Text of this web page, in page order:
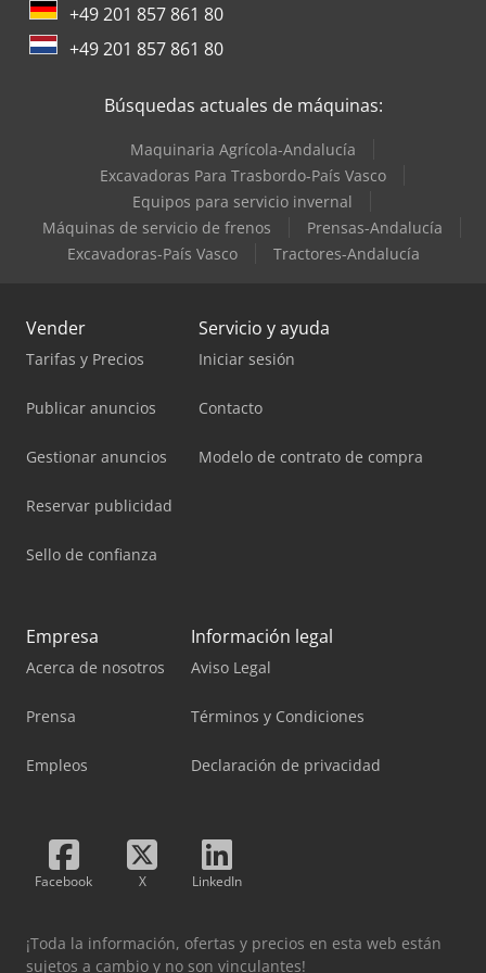
de giro de 400° con detección del ángulo de giro -
dispositivo de desconexión electrónica
de fuerza (PTO)
+49 201 857 861 80
+49 201 857 861 80
Búsquedas actuales de máquinas:
Maquinaria Agrícola-Andalucía
Excavadoras Para Trasbordo-País Vasco
Equipos para servicio invernal
Máquinas de servicio de frenos
Prensas-Andalucía
Excavadoras-País Vasco
Tractores-Andalucía
Vender
Tarifas y Precios
Publicar anuncios
Gestionar anuncios
Reservar publicidad
Sello de confianza
Servicio y ayuda
Iniciar sesión
Contacto
Modelo de contrato de compra
Empresa
Acerca de nosotros
Prensa
Empleos
Información legal
Aviso Legal
Términos y Condiciones
Declaración de privacidad
Facebook X LinkedIn
¡Toda la información, ofertas y precios en esta web están
sujetos a cambio y no son vinculantes!